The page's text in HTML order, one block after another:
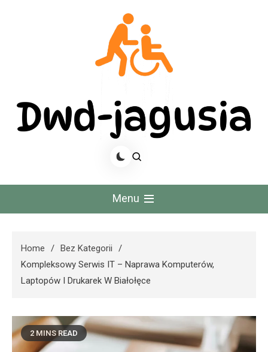
Dwd Jagusia
Menu
Home
Bez Kategorii
Kompleksowy Serwis IT – Naprawa Komputerów,
Laptopów I Drukarek W Białołęce
2 MINS READ